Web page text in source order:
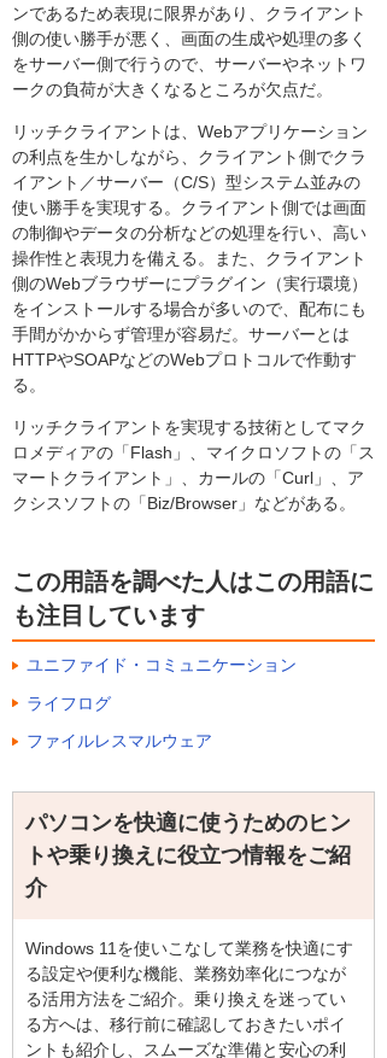
ンであるため表現に限界があり、クライアント
側の使い勝手が悪く、画面の生成や処理の多く
をサーバー側で行うので、サーバーやネットワ
ークの負荷が大きくなるところが欠点だ。
リッチクライアントは、Webアプリケーション
の利点を生かしながら、クライアント側でクラ
イアント／サーバー（C/S）型システム並みの
使い勝手を実現する。クライアント側では画面
の制御やデータの分析などの処理を行い、高い
操作性と表現力を備える。また、クライアント
側のWebブラウザーにプラグイン（実行環境）
をインストールする場合が多いので、配布にも
手間がかからず管理が容易だ。サーバーとは
HTTPやSOAPなどのWebプロトコルで作動す
る。
リッチクライアントを実現する技術としてマク
ロメディアの「Flash」、マイクロソフトの「ス
マートクライアント」、カールの「Curl」、ア
クシスソフトの「Biz/Browser」などがある。
この用語を調べた人はこの用語に
も注目しています
ユニファイド・コミュニケーション
ライフログ
ファイルレスマルウェア
パソコンを快適に使うためのヒン
トや乗り換えに役立つ情報をご紹
介
Windows 11を使いこなして業務を快適にす
る設定や便利な機能、業務効率化につなが
る活用方法をご紹介。乗り換えを迷ってい
る方へは、移行前に確認しておきたいポイ
ントも紹介し、スムーズな準備と安心の利